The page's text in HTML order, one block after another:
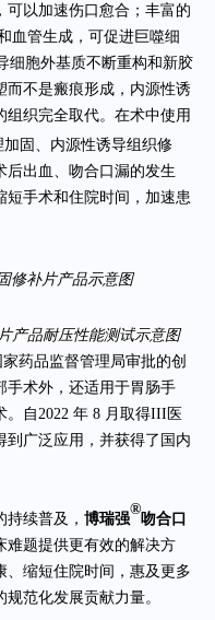
可以加速伤口愈合；丰富的
血管生成，可促进巨噬细
细胞外基质不断重构和新胶
而不是瘢痕形成，内源性诱
织完全取代。在术中使用
固、内源性诱导组织修
后出血、吻合口漏的发生
短手术和住院时间，加速患
修补片产品示意图
产品耐压性能测试示意图
药品监督管理局审批的创
手术外，还适用于胃肠手
。自2022 年 8 月取得III医
到广泛应用，并获得了国内
续普及， 博瑞强
®
吻合口
难题提供更有效的解决方
、缩短住院时间，惠及更多
范化发展贡献力量。